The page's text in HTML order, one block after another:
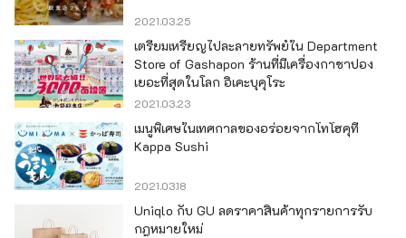
2021.03.25
เตรียมเหรียญไปละลายทรัพย์ใน Department
Store of Gashapon ร้านที่มีเครื่องกาชาปอง
เยอะที่สุดในโลก อิเคะบุคุโระ
2021.03.23
เมนูพิเศษในเทศกาลของอร่อยจากโทโฮคุที่
Kappa Sushi
2021.03.18
Uniqlo กับ GU ลดราคาสินค้าทุกรายการรับ
กฎหมายใหม่